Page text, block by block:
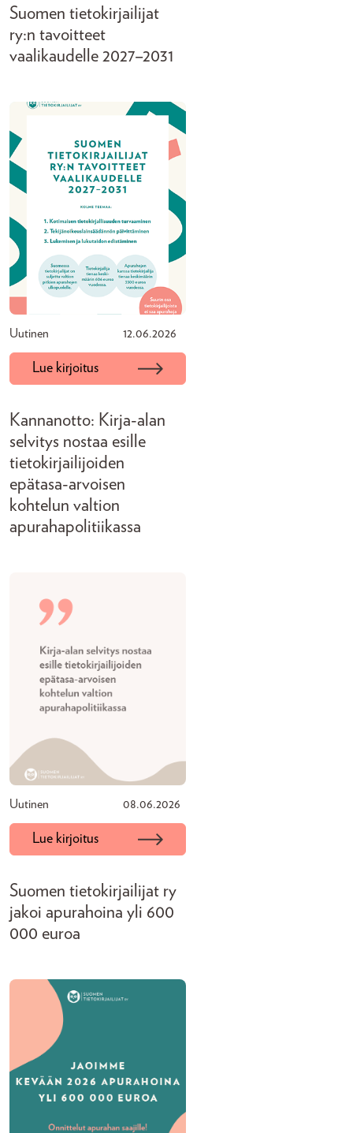
Suomen tietokirjailijat
ry:n tavoitteet
vaalikaudelle 2027–2031
Uutinen 12.06.2026
Lue kirjoitus
Kannanotto: Kirja-alan
selvitys nostaa esille
tietokirjailijoiden
epätasa-arvoisen
kohtelun valtion
apurahapolitiikassa
Uutinen 08.06.2026
Lue kirjoitus
Suomen tietokirjailijat ry
jakoi apurahoina yli 600
000 euroa